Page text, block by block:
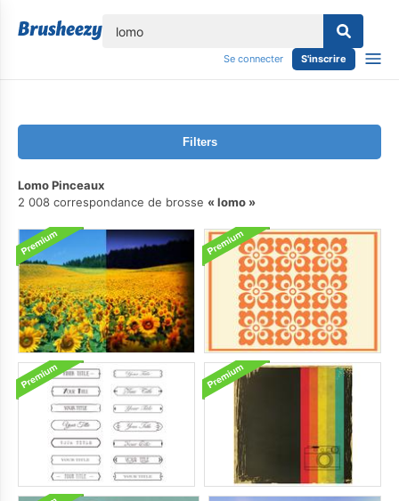
Se connecter S'inscrire
Filters
Lomo Pinceaux
2 008 correspondance de brosse
lomo